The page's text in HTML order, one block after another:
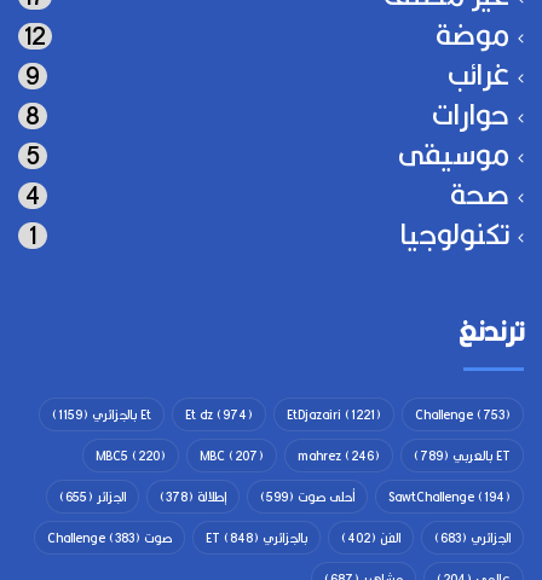
موضة 12
غرائب 9
حوارات 8
موسيقى 5
صحة 4
تكنولوجيا 1
ترندنغ
Challenge(753)
EtDjazairi (1221)
Et dz(974) Et بالجزائري
(1159)
ET بالعربي
(789)
mahrez(246)
MBC(207)
MBC5 (220)
SawtChallenge(194) أحلى صوت (599) إطلالة (378) الجزائر (655)
الجزائري (683) الفن (402) بالجزائري ET (848) صوت Challenge (383)